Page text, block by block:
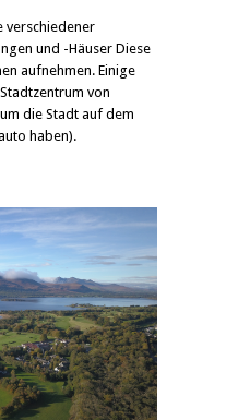
verschiedener
und -Häuser Diese
aufnehmen. Einige
von
die Stadt auf dem
haben).